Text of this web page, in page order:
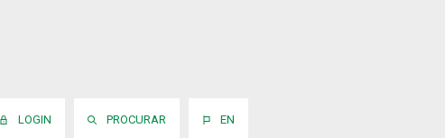
LOGIN PROCURAR EN